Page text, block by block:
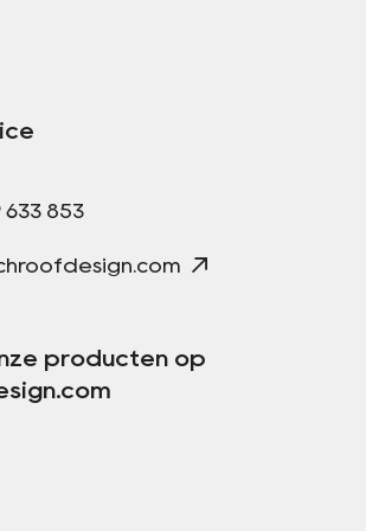
633 853
producten op